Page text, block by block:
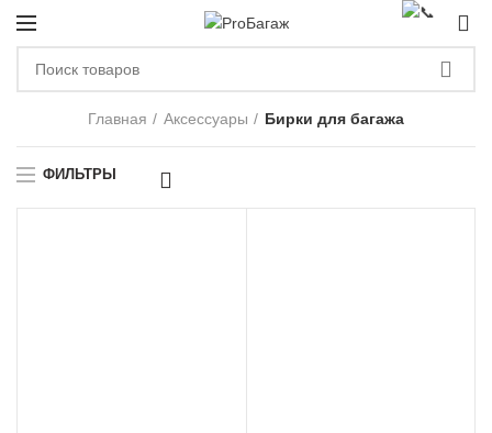
Главная Аксессуары Бирки для багажа
ФИЛЬТРЫ